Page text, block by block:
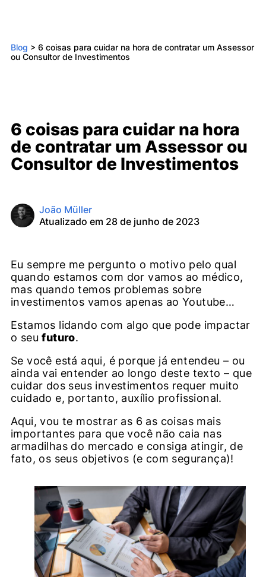
Blog > 6 coisas para cuidar na hora de contratar um Assessor
ou Consultor de Investimentos
6 coisas para cuidar na hora
de contratar um Assessor ou
Consultor de Investimentos
João Müller
Atualizado em 28 de junho de 2023
Eu sempre me pergunto o motivo pelo qual
quando estamos com dor vamos ao médico,
mas quando temos problemas sobre
investimentos vamos apenas ao Youtube…
Estamos lidando com algo que pode impactar
o seufuturo.
Se você está aqui, é porque já entendeu – ou
ainda vai entender ao longo deste texto – que
cuidar dos seus investimentos requer muito
cuidado e, portanto, auxílio profissional.
Aqui, vou te mostrar as 6 as coisas mais
importantes para que você não caia nas
armadilhas do mercado e consiga atingir, de
fato, os seus objetivos (e com segurança)!